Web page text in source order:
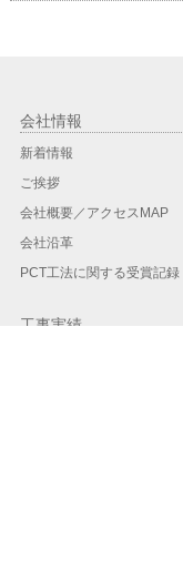
会社情報
新着情報
ご挨拶
会社概要／アクセスMAP
会社沿革
PCT工法に関する受賞記録
工事実績